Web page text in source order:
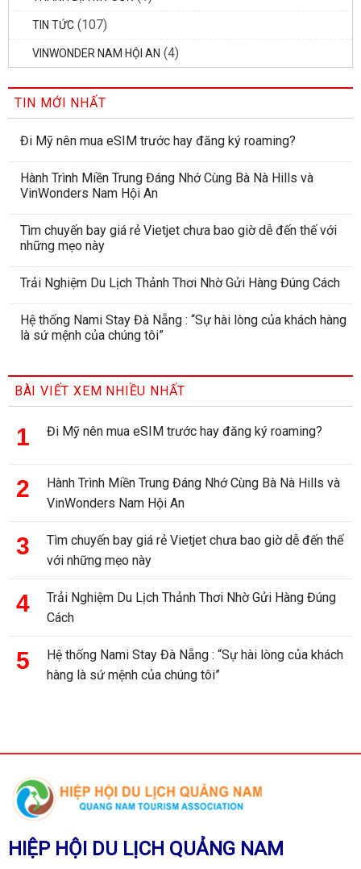
TIN TỨC(107)
VINWONDER NAM HỘI AN (4)
TIN MỚI NHẤT
Đi Mỹ nên mua eSIM trước hay đăng ký roaming?
Hành Trình Miền Trung Đáng Nhớ Cùng Bà Nà Hills và
VinWonders Nam Hội An
Tìm chuyến bay giá rẻ Vietjet chưa bao giờ dễ đến thế với
những mẹo này
Trải Nghiệm Du Lịch Thảnh Thơi Nhờ Gửi Hàng Đúng Cách
Hệ thống Nami Stay Đà Nẵng : “Sự hài lòng của khách hàng
là sứ mệnh của chúng tôi”
BÀI VIẾT XEM NHIỀU NHẤT
Đi Mỹ nên mua eSIM trước hay đăng ký roaming?
Hành Trình Miền Trung Đáng Nhớ Cùng Bà Nà Hills và
VinWonders Nam Hội An
Tìm chuyến bay giá rẻ Vietjet chưa bao giờ dễ đến thế
với những mẹo này
Trải Nghiệm Du Lịch Thảnh Thơi Nhờ Gửi Hàng Đúng
Cách
Hệ thống Nami Stay Đà Nẵng : “Sự hài lòng của khách
hàng là sứ mệnh của chúng tôi”
HIỆP HỘI DU LỊCH QUẢNG NAM